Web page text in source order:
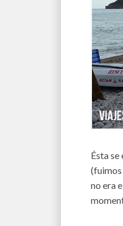
Ésta
(fuimos
no era